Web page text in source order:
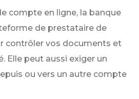
compte en ligne, la banque
de prestataire de
contrôler vos documents et
Elle peut aussi exiger un
ou vers un autre compte